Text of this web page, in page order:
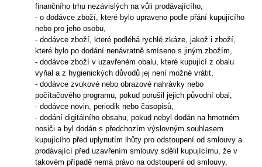
finančního trhu nezávislých na vůli prodávajícího,
- o dodávce zboží, které bylo upraveno podle přání kupujícího
nebo pro jeho osobu,
- dodávce zboží, které podléhá rychlé zkáze, jakož i zboží,
které bylo po dodání nenávratně smíseno s jiným zbožím,
- dodávce zboží v uzavřeném obalu, které kupující z obalu
vyňal a z hygienických důvodů jej není možné vrátit,
- dodávce zvukové nebo obrazové nahrávky nebo
počítačového programu, pokud porušil jejich původní obal,
- dodávce novin, periodik nebo časopisů,
- dodání digitálního obsahu, pokud nebyl dodán na hmotném
nosiči a byl dodán s předchozím výslovným souhlasem
kupujícího před uplynutím lhůty pro odstoupení od smlouvy a
prodávající před uzavřením smlouvy sdělil kupujícímu, že v
takovém případě nemá právo na odstoupení od smlouvy,